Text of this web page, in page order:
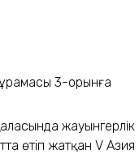
жауынгерлік
өтіп жатқан V Азия